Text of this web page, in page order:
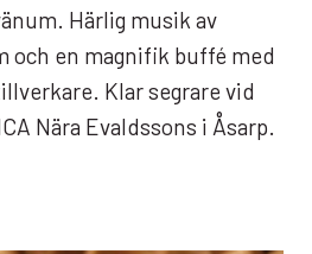
Härlig musik av
och en magnifik buffé med
Klar segrare vid
Nära Evaldssons i Åsarp.